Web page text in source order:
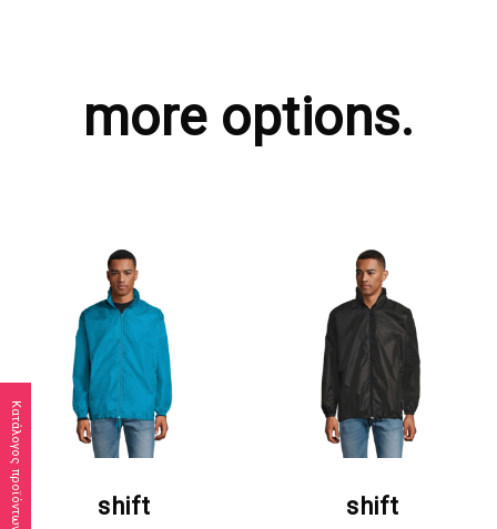
Κατάλογος προϊόντων
more options.
shift shift